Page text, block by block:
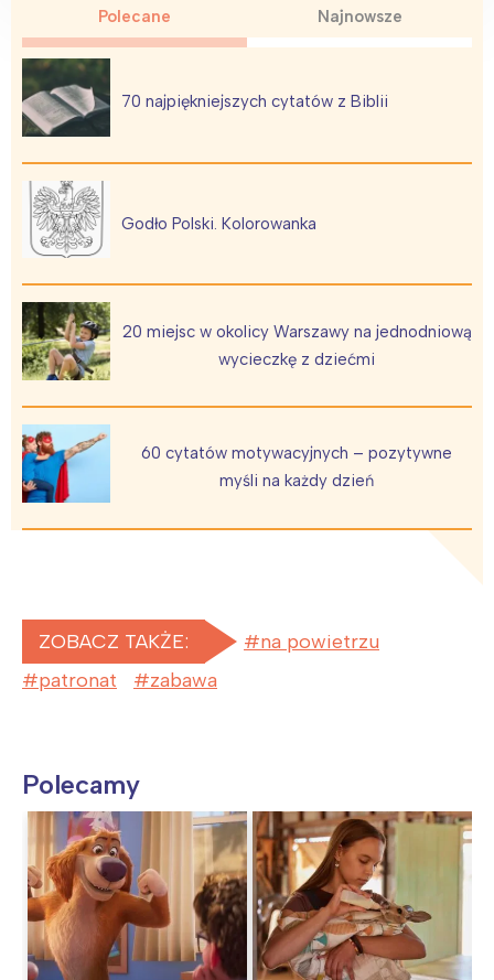
Polecane Najnowsze
70 najpiękniejszych cytatów z Biblii
Godło Polski. Kolorowanka
20 miejsc w okolicy Warszawy na jednodniową
wycieczkę z dziećmi
60 cytatów motywacyjnych – pozytywne
myśli na każdy dzień
ZOBACZ TAKŻE:
na powietrzu
patronat
zabawa
Polecamy